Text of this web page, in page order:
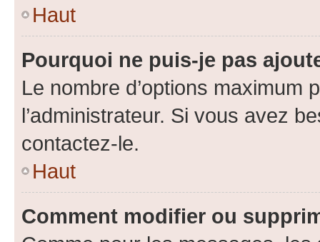
Haut
Pourquoi ne puis-je pas
Le nombre d’options maximum
l’administrateur. Si vous avez
contactez-le.
Haut
Comment modifier ou